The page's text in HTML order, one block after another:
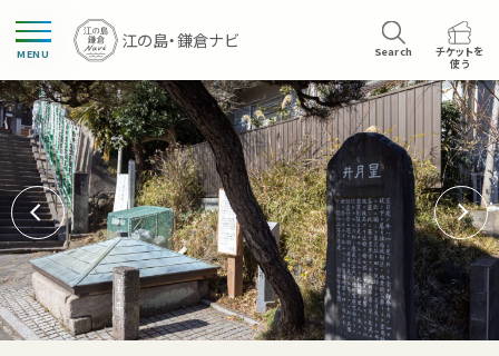
MENU Search
チケットを
使う